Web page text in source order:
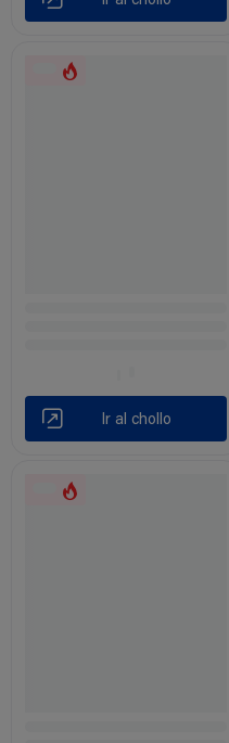
Ir al chollo